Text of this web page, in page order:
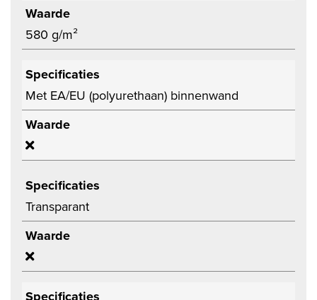
Waarde
580 g/m²
Specificaties
Met EA/EU (polyurethaan) binnenwand
Waarde
Specificaties
Transparant
Waarde